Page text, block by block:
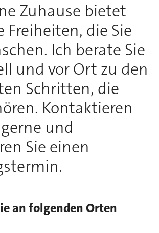
Zuhause bietet
Freiheiten, die Sie
Ich berate Sie
und vor Ort zu den
Schritten, die
Kontaktieren
und
Sie einen
an folgenden Orten